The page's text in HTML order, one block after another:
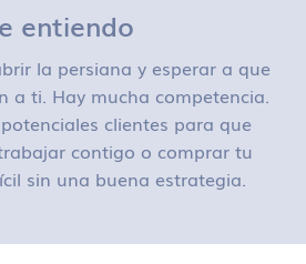
entiendo
la persiana y esperar a que
a ti. Hay mucha competencia.
clientes para que
contigo o comprar tu
sin una buena estrategia.